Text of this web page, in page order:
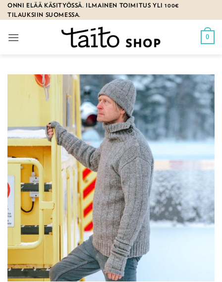
Skip
to
ONNI ELÄÄ KÄSITYÖSSÄ. ILMAINEN TOIMITUS YLI 100€
TILAUKSIIN SUOMESSA.
0